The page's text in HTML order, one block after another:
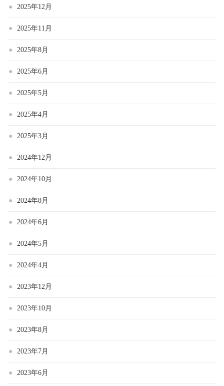
2025年12月
2025年11月
2025年8月
2025年6月
2025年5月
2025年4月
2025年3月
2024年12月
2024年10月
2024年8月
2024年6月
2024年5月
2024年4月
2023年12月
2023年10月
2023年8月
2023年7月
2023年6月